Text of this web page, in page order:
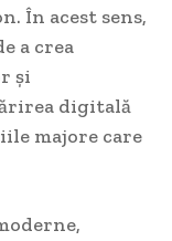
În acest sens,
a crea
și
digitală
majore care